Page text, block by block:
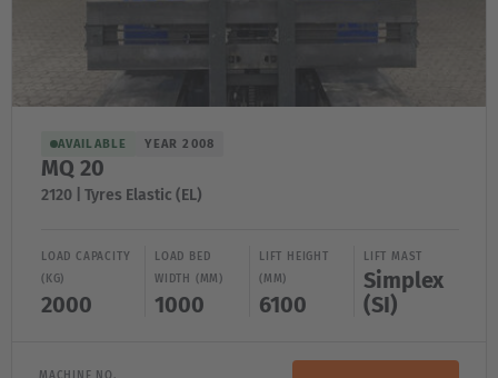
AVAILABLE YEAR 2008
MQ 20
2120 | Tyres Elastic (EL)
LOAD CAPACITY
(KG)
2000
LOAD BED
WIDTH (MM)
1000
LIFT HEIGHT
(MM)
6100
LIFT MAST
Simplex
(SI)